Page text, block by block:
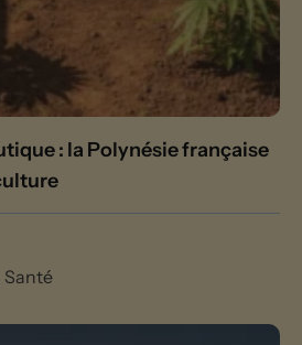
: la Polynésie française
Santé